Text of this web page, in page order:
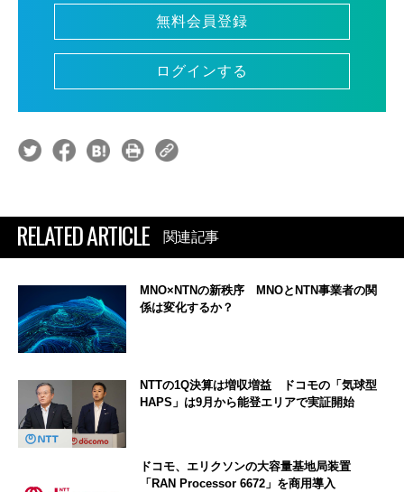
無料会員登録
ログインする
RELATED ARTICLE 関連記事
MNO×NTNの新秩序 MNOとNTN事業者の関
係は変化するか？
NTTの1Q決算は増収増益 ドコモの「気球型
HAPS」は9月から能登エリアで実証開始
ドコモ、エリクソンの大容量基地局装置
「RAN Processor 6672」を商用導入